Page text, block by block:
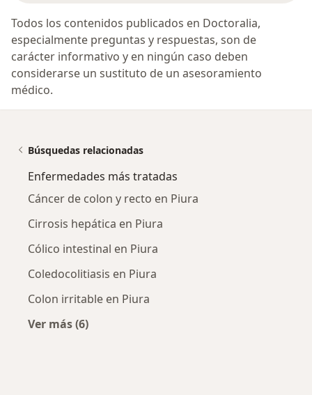
Todos los contenidos publicados en Doctoralia,
especialmente preguntas y respuestas, son de
carácter informativo y en ningún caso deben
considerarse un sustituto de un asesoramiento
médico.
Búsquedas relacionadas
Enfermedades más tratadas
Cáncer de colon y recto en Piura
Cirrosis hepática en Piura
Cólico intestinal en Piura
Coledocolitiasis en Piura
Colon irritable en Piura
Ver más (6)